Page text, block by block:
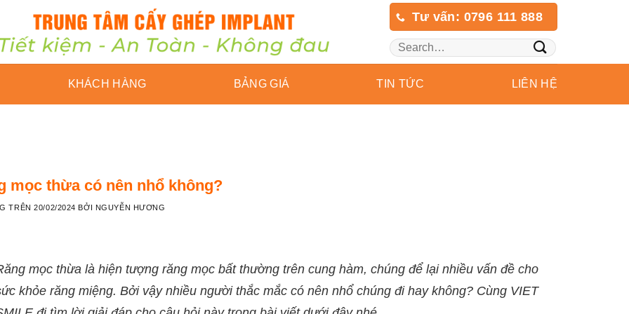
Tư vấn: 0796 111 888
KHÁCH HÀNG BẢNG GIÁ TIN TỨC LIÊN HỆ
mọc thừa có nên nhổ không?
TRÊN20/02/2024 BỞI NGUYỄN HƯƠNG
mọc thừa là hiện tượng răng mọc bất thường trên cung hàm, chúng để lại nhiều vấn đề cho
khỏe răng miệng. Bởi vậy nhiều người thắc mắc có nên nhổ chúng đi hay không? Cùng VIET